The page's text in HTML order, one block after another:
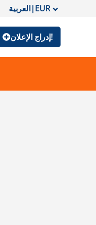
العربية|EUR
إدراج الإعلان!